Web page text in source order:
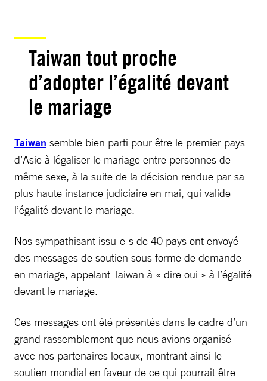
Taiwan tout proche
d’adopter l’égalité devant
le mariage
Taiwan semble bien parti pour être le premier pays
d’Asie à légaliser le mariage entre personnes de
même sexe, à la suite de la décision rendue par sa
plus haute instance judiciaire en mai, qui valide
l’égalité devant le mariage.
Nos sympathisant issu-e-s de 40 pays ont envoyé
des messages de soutien sous forme de demande
en mariage, appelant Taiwan à « dire oui » à l’égalité
devant le mariage.
Ces messages ont été présentés dans le cadre d’un
grand rassemblement que nous avions organisé
avec nos partenaires locaux, montrant ainsi le
soutien mondial en faveur de ce qui pourrait être